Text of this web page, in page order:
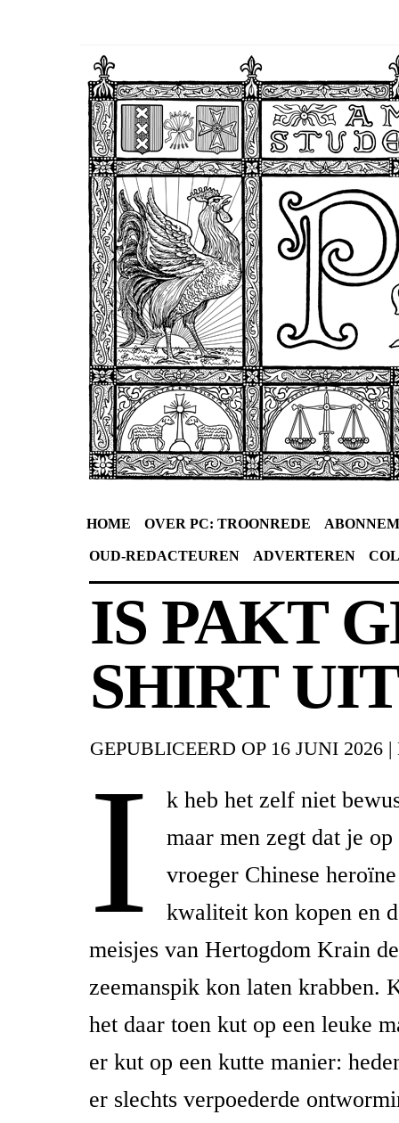
HOME OVER PC: TROONREDE
OUD-REDACTEUREN ADVERTEREN
IS PAKT
SHIRT UIT
GEPUBLICEERD OP 16 JUNI 2026 |
I
k heb het zelf niet
maar men zegt dat je
vroeger Chinese
kwaliteit kon kopen en
meisjes van Hertogdom Krain
zeemanspik kon laten krabben.
het daar toen kut op een leuke
er kut op een kutte manier:
er slechts verpoederde